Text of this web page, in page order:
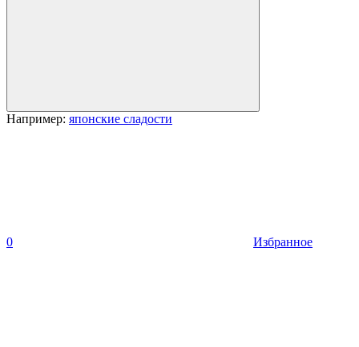
Например: японские сладости
0 Избранное